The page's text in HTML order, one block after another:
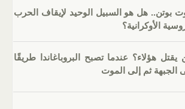
بوتن.. هل هو السبيل الوحيد لإيقاف الحرب
الأوكرانية؟
يقتل هؤلاء؟ عندما تصبح البروباغاندا طريقًا
الجبهة ثم إلى الموت